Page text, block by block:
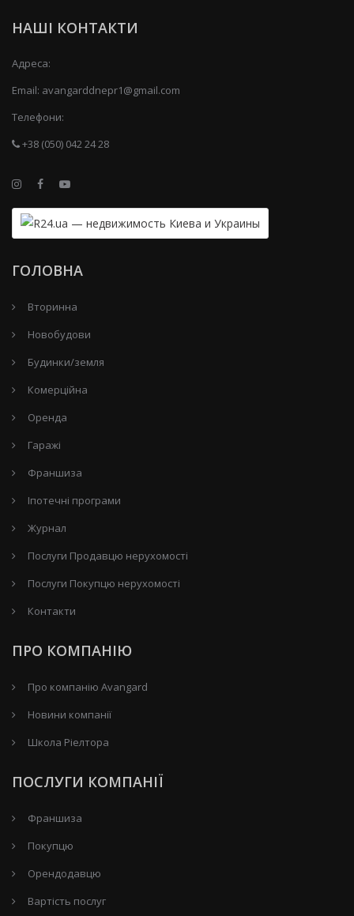
НАШІ КОНТАКТИ
Адреса:
Email: avangarddnepr1@gmail.com
Телефони:
+38 (050) 042 24 28
ГОЛОВНА
Вторинна
Новобудови
Будинки/земля
Комерційна
Оренда
Гаражі
Франшиза
Іпотечні програми
Журнал
Послуги Продавцю нерухомості
Послуги Покупцю нерухомості
Контакти
ПРО КОМПАНІЮ
Про компанію Avangard
Новини компанії
Школа Ріелтора
ПОСЛУГИ КОМПАНІЇ
Франшиза
Покупцю
Орендодавцю
Вартість послуг